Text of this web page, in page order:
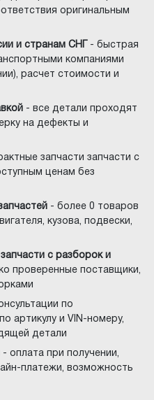
оригинальным
и странам СНГ
- быстрая
компаниями
расчет стоимости и
- все детали проходят
на дефекты и
запчасти запчасти с
ценам без
- более 0 товаров
кузова, подвески,
с разборок и
проверенные поставщики,
по
артикулу и VIN-номеру,
детали
- оплата при получении,
платежи, возможность